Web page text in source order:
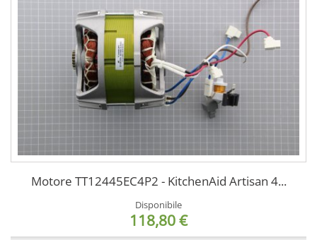
Motore TT12445EC4P2 - KitchenAid Artisan 4...
Disponibile
118,80 €